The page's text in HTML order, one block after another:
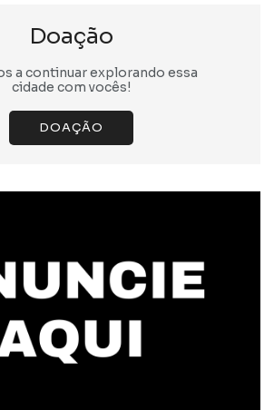
Doação
a continuar explorando essa
cidade com vocês!
DOAÇÃO